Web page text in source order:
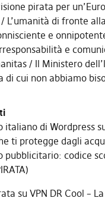
pirata per
L’umanità di fronte
e
e
Il Ministero
di cui non abbiamo
italiano di Wordpress
ti protegge dagli
pubblicitario: codice
su VPN DR Cool –